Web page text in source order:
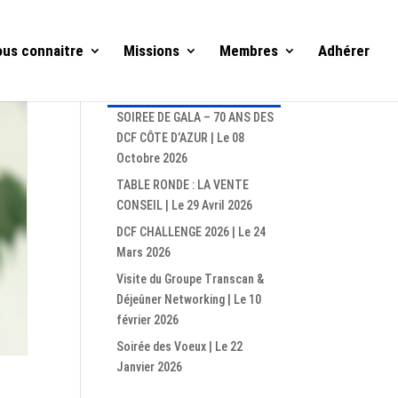
connaitre Missions Membres Adhérer
SOIREE DE GALA – 70 ANS DES
DCF CÔTE D’AZUR | Le 08
Octobre 2026
TABLE RONDE : LA VENTE
CONSEIL | Le 29 Avril 2026
DCF CHALLENGE 2026 | Le 24
Mars 2026
Visite du Groupe Transcan &
Déjeûner Networking | Le 10
février 2026
Soirée des Voeux | Le 22
Janvier 2026